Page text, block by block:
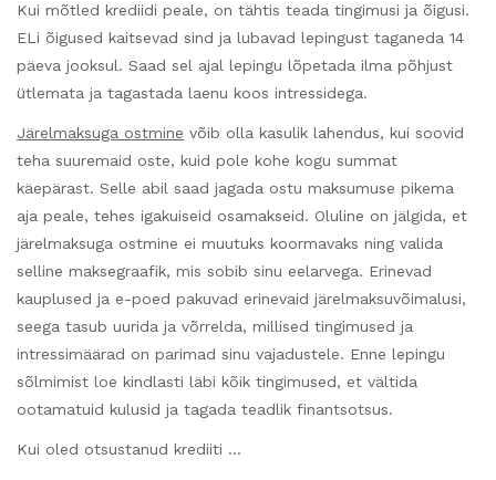
Kui mõtled krediidi peale, on tähtis teada tingimusi ja õigusi.
ELi õigused kaitsevad sind ja lubavad lepingust taganeda 14
päeva jooksul. Saad sel ajal lepingu lõpetada ilma põhjust
ütlemata ja tagastada laenu koos intressidega.
Järelmaksuga ostmine võib olla kasulik lahendus, kui soovid
teha suuremaid oste, kuid pole kohe kogu summat
käepärast. Selle abil saad jagada ostu maksumuse pikema
aja peale, tehes igakuiseid osamakseid. Oluline on jälgida, et
järelmaksuga ostmine ei muutuks koormavaks ning valida
selline maksegraafik, mis sobib sinu eelarvega. Erinevad
kauplused ja e-poed pakuvad erinevaid järelmaksuvõimalusi,
seega tasub uurida ja võrrelda, millised tingimused ja
intressimäärad on parimad sinu vajadustele. Enne lepingu
sõlmimist loe kindlasti läbi kõik tingimused, et vältida
ootamatuid kulusid ja tagada teadlik finantsotsus.
Kui oled otsustanud krediiti …